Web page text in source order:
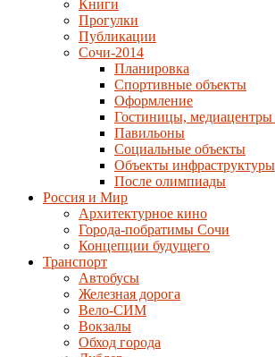
Книги
Прогулки
Публикации
Сочи-2014
Планировка
Спортивные объекты
Оформление
Гостиницы, медиацентры
Павильоны
Социальные объекты
Объекты инфраструктуры
После олимпиады
Россия и Мир
Архитектурное кино
Города-побратимы Сочи
Концепции будущего
Транспорт
Автобусы
Железная дорога
Вело-СИМ
Вокзалы
Обход города